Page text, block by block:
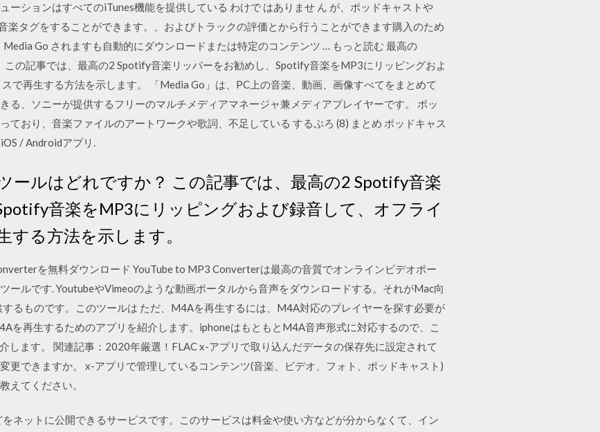
ーションはすべてのiTunes機能を提供している わけで はありませ ん が、ポッドキャストや
楽タグをすることができます。、およびトラックの評価とから行うことができます購入のため
Go されますも自動的にダウンロードまたは特定のコンテンツ … もっと読む 最高の
の記事では、最高の2 Spotify音楽リッパーをお勧めし、Spotify音楽をMP3にリッピングおよ
で再生する方法を示します。 「Media Go」は、PC上の音楽、動画、画像すべてをまとめて
る、ソニーが提供するフリーのマルチメディアマネージャ兼メディアプレイヤーです。 ポッ
ており、音楽ファイルのアートワークや歌詞、不足している するぷろ (8) まとめ ポッドキャス
/ Androidアプリ.
ールはどれですか？ この記事では、最高の2 Spotify音楽
音楽をMP3にリッピングおよび録音して、オフライ
する方法を示します。
を無料ダウンロード YouTube to MP3 Converterは最高の音質でオンラインビデオポー
ールです. YoutubeやVimeoのような動画ポータルから音声をダウンロードする。それがMac向
るものです。このツールは ただ、M4Aを再生するには、M4A対応のプレイヤーを探す必要が
を再生するためのアプリを紹介します。iphoneはもともとM4A音声形式に対応するので、こ
します。 関連記事：2020年厳選！FLAC x-アプリで取り込んだデータの保存先に設定されて
更できますか。 x-アプリで管理しているコンテンツ(音楽、ビデオ、フォト、ポッドキャスト)
えてください。
ネットに公開できるサービスです。このサービスは料金や使い方などが分からなくて、イン